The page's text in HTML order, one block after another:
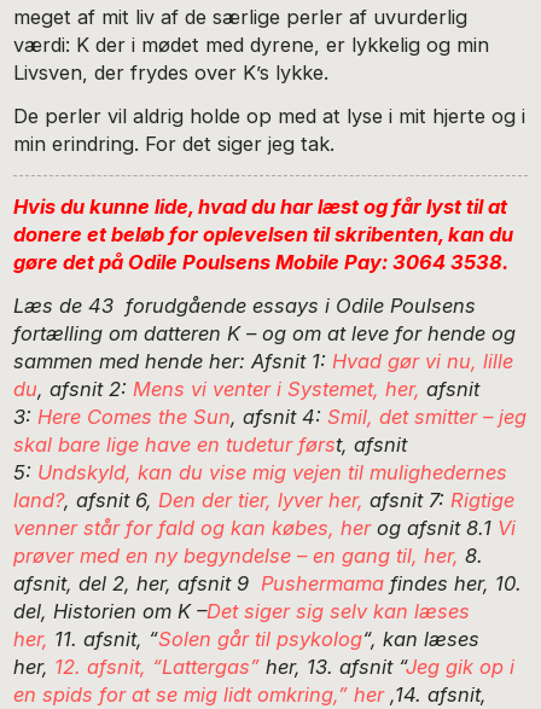
meget af mit liv af de særlige perler af uvurderlig
værdi: K der i mødet med dyrene, er lykkelig og min
Livsven, der frydes over K’s lykke.
De perler vil aldrig holde op med at lyse i mit hjerte og i
min erindring. For det siger jeg tak.
Hvis du kunne lide, hvad du har læst og får lyst til at
donere et beløb for oplevelsen til skribenten, kan du
gøre det på Odile Poulsens Mobile Pay: 3064 3538.
Læs de 43 forudgående essays i Odile Poulsens
fortælling om datteren K – og om at leve for hende og
sammen med hende her: Afsnit 1:Hvad gør vi nu, lille
du, afsnit 2:Mens vi venter i Systemet, her, afsnit
3:Here Comes the Sun, afsnit 4:Smil, det smitter – jeg
skal bare lige have en tudetur først, afsnit
5: Undskyld, kan du vise mig vejen til mulighedernes
land?, afsnit 6,Den der tier, lyver her,afsnit 7:Rigtige
venner står for fald og kan købes, herog afsnit 8.1 Vi
prøver med en ny begyndelse – en gang til, her, 8.
afsnit, del 2, her, afsnit 9Pushermama findes her, 10.
del, Historien om K –Det siger sig selv kan læses
her, 11. afsnit, “Solen går til psykolog“, kan læses
her, 12. afsnit, “Lattergas” her, 13. afsnit “Jeg gik op i
en spids for at se mig lidt omkring,” her,14. afsnit,